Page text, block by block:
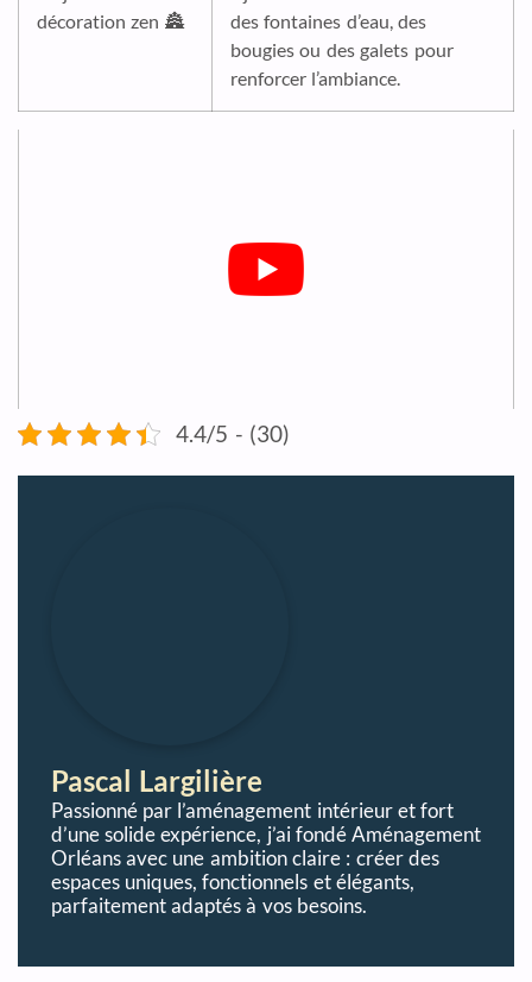
décoration zen 🏯
des fontaines d’eau, des
bougies ou des galets pour
renforcer l’ambiance.
4.4/5 - (30)
Pascal Largilière
Passionné par l’aménagement intérieur et fort
d’une solide expérience, j’ai fondé Aménagement
Orléans avec une ambition claire : créer des
espaces uniques, fonctionnels et élégants,
parfaitement adaptés à vos besoins.